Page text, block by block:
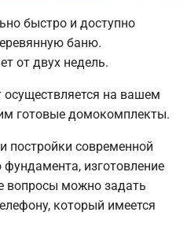
быстро и доступно
баню.
от двух недель.
осуществляется на вашем
готовые домокомплекты.
постройки современной
изготовление
вопросы можно задать
который имеется